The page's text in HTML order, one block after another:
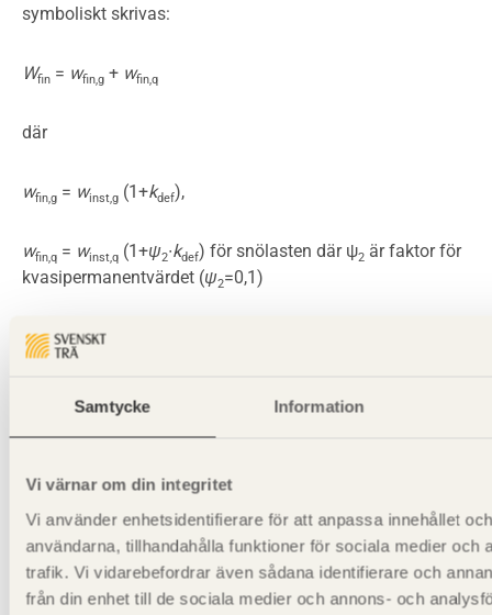
Samtycke Information
Vi värnar om din integritet
Vi använder enhetsidentifierare för att anpassa innehållet
användarna, tillhandahålla funktioner för sociala medier och
trafik. Vi vidarebefordrar även sådana identifierare och
från din enhet till de sociala medier och annons- och
symboliskt skrivas:
Wfin = wfin,g + wfin,q
där
wfin,g = winst,g (1+kdef),
wfin,q = winst,q (1+ψ2∙kdef) för snölasten där ψ2 är faktor för
kvasipermanentvärdet (ψ2=0,1)
kdef= 0,60 för klimatklass 1.
E-modul parallellt fibrerna är 13800 MPa. Om man enligt
ovan använder förenklingen att ersätta punktlaster från
uttryck för att beräkna balkens
nedböjning i fältmitt:
w =
5
⋅
4,8 ⋅0, 34⋅10 ⋅ 9,8 ⋅12
= 10,5
winst,g= 5384⋅ 4,8 ⋅0, 34⋅103⋅ 9,84⋅12 13800⋅106⋅0 075 0,6003=